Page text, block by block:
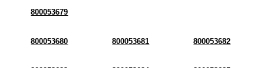
800053679
800053680 800053681 800053682